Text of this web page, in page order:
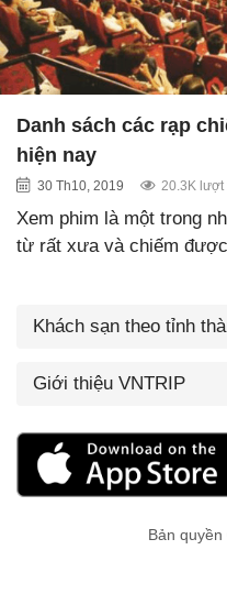
Danh sách các rạp
hiện nay
30 Th10, 2019 20.3K lượt
Xem phim là một trong
từ rất xưa và chiếm
Khách sạn theo tỉnh
Giới thiệu VNTRIP
Bản